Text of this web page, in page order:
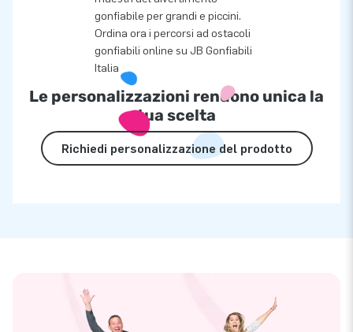
Le personalizzazioni rendono unica la
tua scelta
Richiedi personalizzazione del prodotto